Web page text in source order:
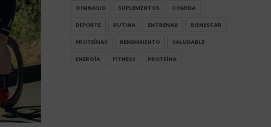
GIMNASIO SUPLEMENTOS COMIDA
DEPORTE RUTINA ENTRENAR BIENESTAR
PROTEÍNAS RENDIMIENTO SALUDABLE
ENERGÍA FITNESS PROTEÍNA